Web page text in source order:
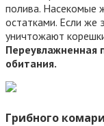
полива. Насекомые
остатками. Если же
уничтожают
Переувлажненная
обитания.
Грибного